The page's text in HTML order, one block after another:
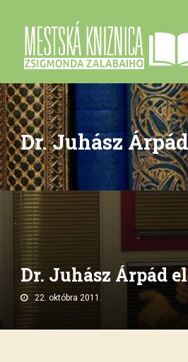
Dr. Juhász
Dr. Juhász Árpád
22. októbra 2011.